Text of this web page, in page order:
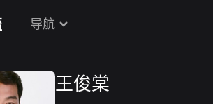
导航
王俊棠